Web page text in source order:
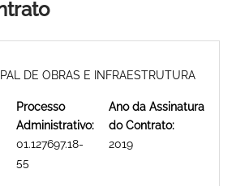
DE OBRAS E INFRAESTRUTURA
Processo
Administrativo:
01.127697.18-
55
Ano da Assinatura
do Contrato:
2019